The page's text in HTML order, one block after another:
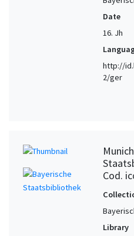
Date
16. Jh
http://
2/ger
Cod.
Library